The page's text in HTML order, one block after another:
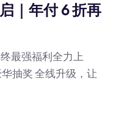
｜年付 6 折再
最强福利全力上
抽奖 全线升级，让